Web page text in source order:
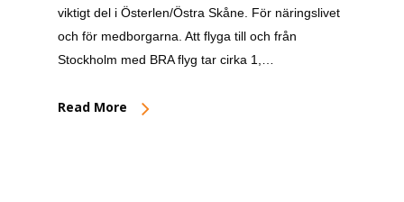
viktigt del i Österlen/Östra Skåne. För näringslivet
och för medborgarna. Att flyga till och från
Stockholm med BRA flyg tar cirka 1,…
Read More